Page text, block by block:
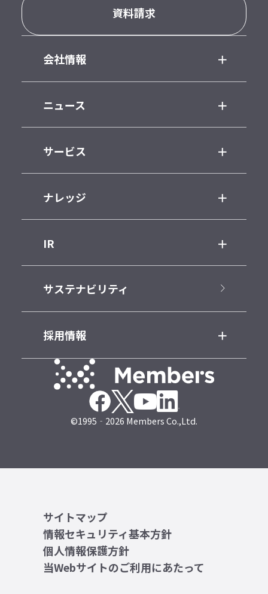
資料請求
会社情報
ニュース
サービス
ナレッジ
IR
サステナビリティ
採用情報
©1995‐2026 Members Co.,Ltd.
サイトマップ
情報セキュリティ基本方針
個人情報保護方針
当Webサイトのご利用にあたって